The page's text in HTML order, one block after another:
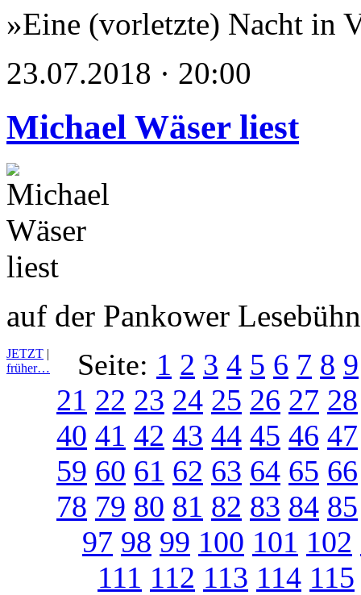
»Eine (vorletzte) Nacht in
23.07.2018 · 20:00
Michael Wäser liest
auf der Pankower
JETZT |
früher…
Seite: 1 2 3 4 5 6 7 8 9
21 22 23 24 25 26 27 28
40 41 42 43 44 45 46 47
59 60 61 62 63 64 65 66
78 79 80 81 82 83 84 85
97 98 99 100 101 102
111 112 113 114 115